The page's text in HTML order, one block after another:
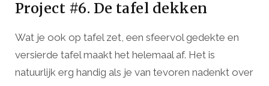
Project #6. De tafel dekken
Wat je ook op tafel zet, een sfeervol gedekte en
versierde tafel maakt het helemaal af. Het is
natuurlijk erg handig als je van tevoren nadenkt over